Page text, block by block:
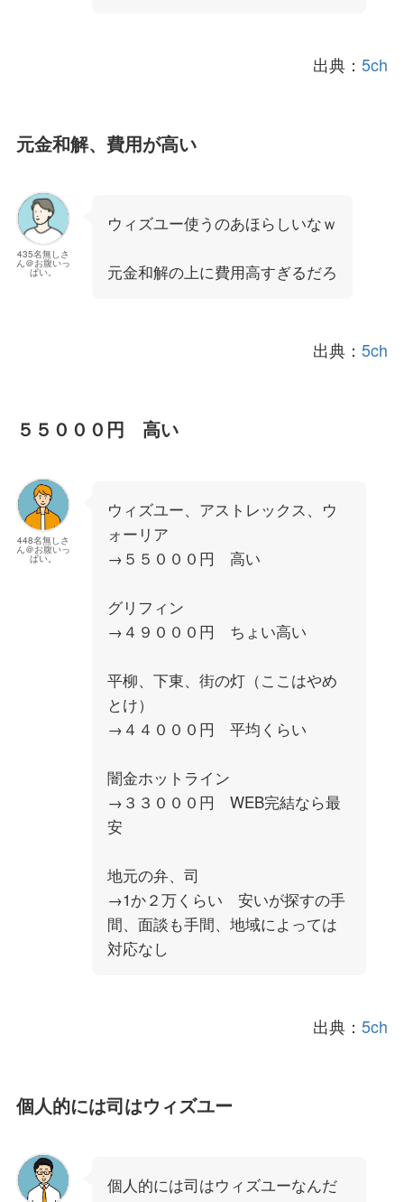
出典：5ch
元金和解、費用が高い
435名無しさ
ん＠お腹いっ
ぱい。
ウィズユー使うのあほらしいなｗ
元金和解の上に費用高すぎるだろ
出典：5ch
５５０００円 高い
448名無しさ
ん＠お腹いっ
ぱい。
ウィズユー、アストレックス、ウ
ォーリア
→５５０００円 高い
グリフィン
→４９０００円 ちょい高い
平柳、下東、街の灯（ここはやめ
とけ）
→４４０００円 平均くらい
闇金ホットライン
→３３０００円 WEB完結なら最
安
地元の弁、司
→1か２万くらい 安いが探すの手
間、面談も手間、地域によっては
対応なし
出典：5ch
個人的には司はウィズユー
個人的には司はウィズユーなんだ